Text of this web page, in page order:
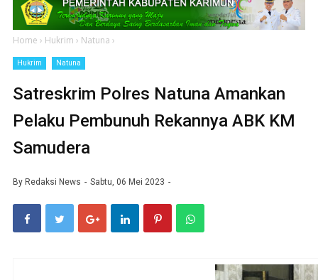
Home › Hukrim › Natuna ›
Hukrim Natuna
Satreskrim Polres Natuna Amankan
Pelaku Pembunuh Rekannya ABK KM
Samudera
By Redaksi News Sabtu, 06 Mei 2023